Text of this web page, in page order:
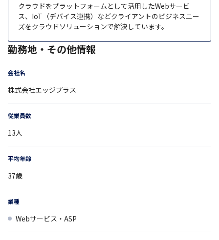
クラウドをプラットフォームとして活用したWebサービ
ス、IoT（デバイス連携）などクライアントのビジネスニー
ズをクラウドソリューションで解決しています。
勤務地・その他情報
会社名
株式会社エッジプラス
従業員数
13人
平均年齢
37歳
業種
Webサービス・ASP